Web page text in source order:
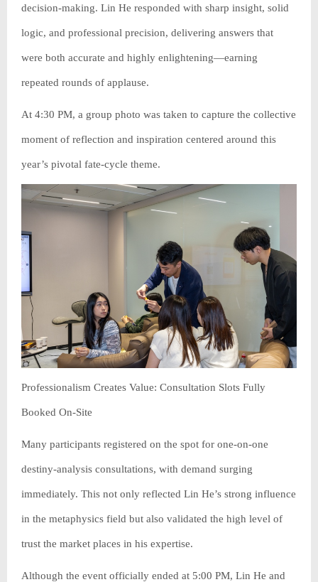
decision-making. Lin He responded with sharp insight, solid
logic, and professional precision, delivering answers that
were both accurate and highly enlightening—earning
repeated rounds of applause.
At 4:30 PM, a group photo was taken to capture the collective
moment of reflection and inspiration centered around this
year’s pivotal fate-cycle theme.
Professionalism Creates Value: Consultation Slots Fully
Booked On-Site
Many participants registered on the spot for one-on-one
destiny-analysis consultations, with demand surging
immediately. This not only reflected Lin He’s strong influence
in the metaphysics field but also validated the high level of
trust the market places in his expertise.
Although the event officially ended at 5:00 PM, Lin He and